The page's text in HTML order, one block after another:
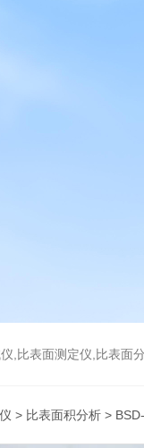
测定仪,比表面分析仪,比表
> 比表面积分析 >